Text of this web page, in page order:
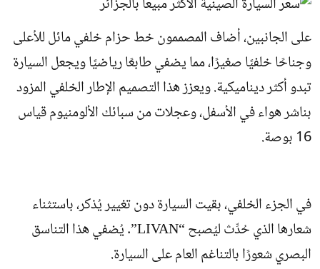
على الجانبين، أضاف المصممون خط حزام خلفي مائل للأعلى
وجناحًا خلفيًا صغيرًا، مما يضفي طابعًا رياضيًا ويجعل السيارة
تبدو أكثر ديناميكية. ويعزز هذا التصميم الإطار الخلفي المزود
بناشر هواء في الأسفل، وعجلات من سبائك الألومنيوم قياس
16 بوصة.
في الجزء الخلفي، بقيت السيارة دون تغيير يُذكر، باستثناء
شعارها الذي حُدِّث ليُصبح “LIVAN”. يُضفي هذا التناسق
البصري شعورًا بالتناغم العام على السيارة.